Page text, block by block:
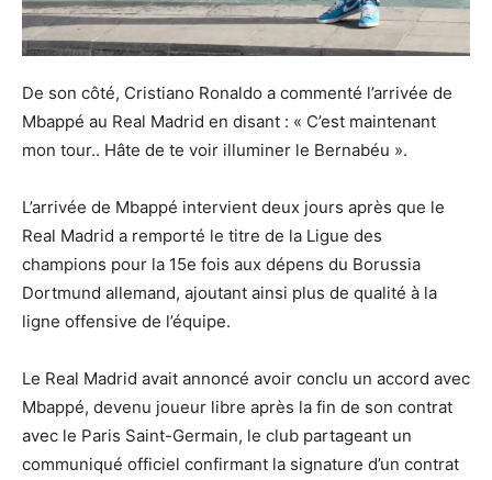
De son côté, Cristiano Ronaldo a commenté l’arrivée de
Mbappé au Real Madrid en disant : « C’est maintenant
mon tour.. Hâte de te voir illuminer le Bernabéu ».
L’arrivée de Mbappé intervient deux jours après que le
Real Madrid a remporté le titre de la Ligue des
champions pour la 15e fois aux dépens du Borussia
Dortmund allemand, ajoutant ainsi plus de qualité à la
ligne offensive de l’équipe.
Le Real Madrid avait annoncé avoir conclu un accord avec
Mbappé, devenu joueur libre après la fin de son contrat
avec le Paris Saint-Germain, le club partageant un
communiqué officiel confirmant la signature d’un contrat